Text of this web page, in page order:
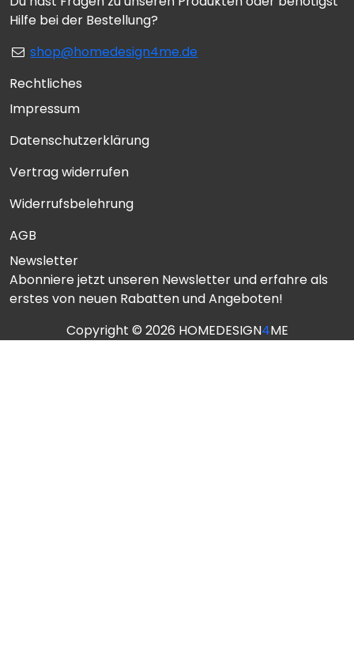
Hilfe bei der Bestellung?
shop@homedesign4me.de
Rechtliches
Impressum
Datenschutzerklärung
Vertrag widerrufen
Widerrufsbelehrung
AGB
Newsletter
Abonniere jetzt unseren Newsletter und erfahre als
erstes von neuen Rabatten und Angeboten!
Copyright © 2026 HOMEDESIGN4ME